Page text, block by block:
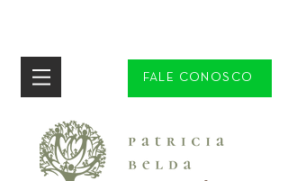
FALE CONOSCO